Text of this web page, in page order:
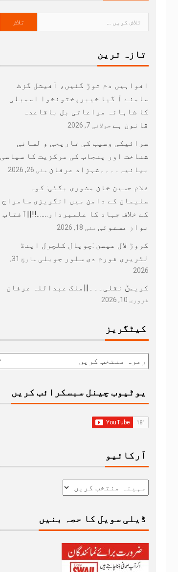
تازہ ترین
افواہیں دم توڑ گئیں، آفیشل گزٹ
سامنے آ گیا:خیبرپختونخوا اسمبلی
کا شاہانہ مراعاتی بل باقاعدہ
قانون ہے جولائی 7, 2026
سرائیکی وسیب کی تاریخی و لسانی
شناخت اور پنجاب کی مرکزیت کا سیاسی
بیانیہ۔۔۔۔شہزاد عرفان مئی 26, 2026
غلام حسین خان مشوری بگٹی: کوہ
سلیمان کے دامن میں انگریزی سامراج
کے خلاف جہاد کا علمبردار…….!!||آفتاب
نواز مستوئی مئی 18, 2026
کروڑ لال عیسن :چوپال کلچرل اینڈ
لٹریری فورم دی سلور جوبلی
مارچ 31,
2026
کریمݨ نقلی۔۔۔||ملک عبداللہ عرفان
فروری 10, 2026
کیٹگریز
یوٹیوب چینل سبسکرائب کریں
آرکائیو
ڈیلی سویل کا حصہ بنیں